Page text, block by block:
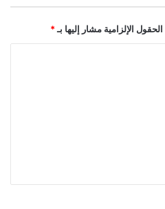
الحقول الإلزامية مشار إليها بـ*